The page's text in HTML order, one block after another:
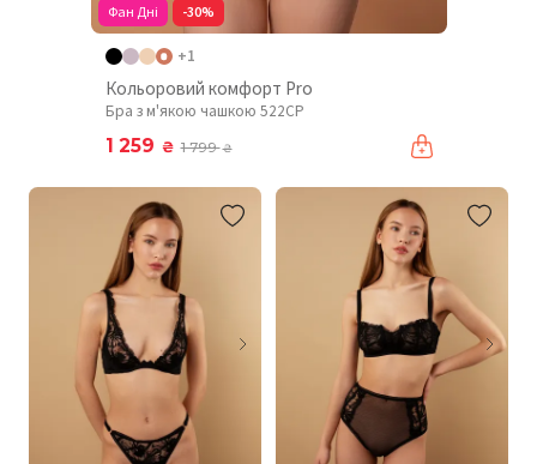
Фан Дні -30%
+1
Кольоровий комфорт Pro
Бра з м'якою чашкою 522CP
1 259 ₴ 1 799₴